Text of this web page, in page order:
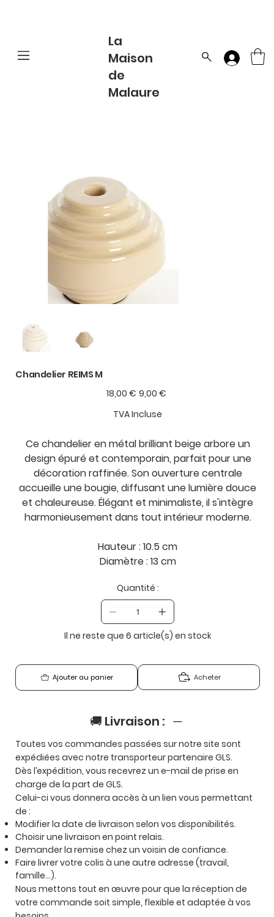
La
Maison
de
Malaure
Chandelier REIMS M
Prix
d’origine
18,00 €
Prix
promotionnel
9,00 €
TVA Incluse
Ce chandelier en métal brilliant beige arbore un
design épuré et contemporain, parfait pour une
décoration raffinée. Son ouverture centrale
accueille une bougie, diffusant une lumière douce
et chaleureuse. Élégant et minimaliste, il s'intègre
harmonieusement dans tout intérieur moderne.
Hauteur : 10.5 cm
Diamètre : 13 cm
Quantité :
Il ne reste que 6 article(s) en stock
Ajouter au panier Acheter
🚚 Livraison :
Toutes vos commandes passées sur notre site sont
expédiées avec notre transporteur partenaireGLS.
Dès l’expédition, vous recevrez un e-mail de prise en
charge de la part de GLS.
Celui-ci vous donnera accès à un lien vous permettant
de :
Modifier la date de livraison selon vos disponibilités.
Choisir une livraison en point relais.
Demander la remise chez un voisin de confiance.
Faire livrer votre colis à une autre adresse (travail,
famille…).
Nous mettons tout en œuvre pour que la réception de
votre commande soit simple, flexible et adaptée à vos